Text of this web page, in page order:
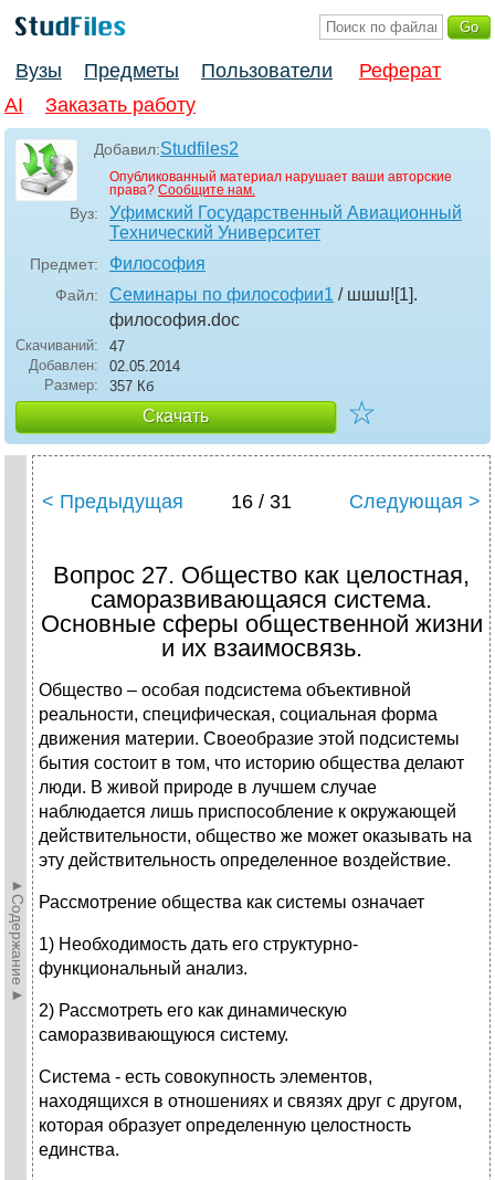
Вузы Предметы Пользователи
Реферат
AI
Заказать работу
Добавил:Studfiles2
Опубликованный материал нарушает ваши авторские
права? Сообщите нам.
Вуз:
Уфимский Государственный Авиационный
Технический Университет
Предмет: Философия
Файл: Семинары по философии1 / шшш![1].
философия.doc
Скачиваний:
47
Добавлен:
02.05.2014
Размер:
357 Кб
Скачать ☆
►Содержание►
< Предыдущая 16 / 31 Следующая >
Вопрос 27. Общество как целостная,
саморазвивающаяся система.
Основные сферы общественной жизни
и их взаимосвязь.
Общество – особая подсистема объективной
реальности, специфическая, социальная форма
движения материи. Своеобразие этой подсистемы
бытия состоит в том, что историю общества делают
люди. В живой природе в лучшем случае
наблюдается лишь приспособление к окружающей
действительности, общество же может оказывать на
эту действительность определенное воздействие.
Рассмотрение общества как системы означает
1) Необходимость дать его структурно-
функциональный анализ.
2) Рассмотреть его как динамическую
саморазвивающуюся систему.
Система - есть совокупность элементов,
находящихся в отношениях и связях друг с другом,
которая образует определенную целостность
единства.